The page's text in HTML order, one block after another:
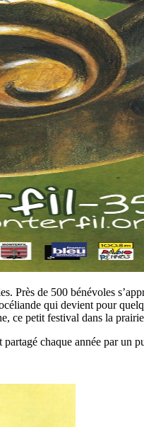
Près de 500 bénévoles
qui devient pour
ce petit festival dans la
chaque année par un